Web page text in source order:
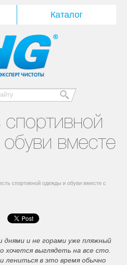
вместе
спортивной одежды и обуви вместе с
и не горами уже пляжный
хочется выглядеть на все сто.
в это время обычно